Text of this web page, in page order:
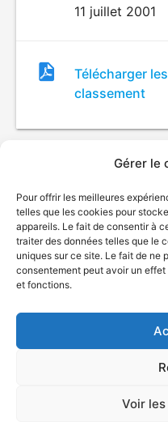
Gérer le
Pour offrir les meilleures
telles que les cookies pour
appareils. Le fait de consentir à
traiter des données telles que le
uniques sur ce site. Le fait de ne
consentement peut avoir un
et fonctions.
Voir
11 juillet 2001
Fichier
de
classement
Télécharger
classement
©
Accès
Politique